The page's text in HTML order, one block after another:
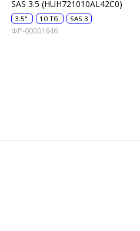
SAS 3.5 (HUH721010AL42C0)
3.5" 10 Тб SAS 3
ФР-00001646